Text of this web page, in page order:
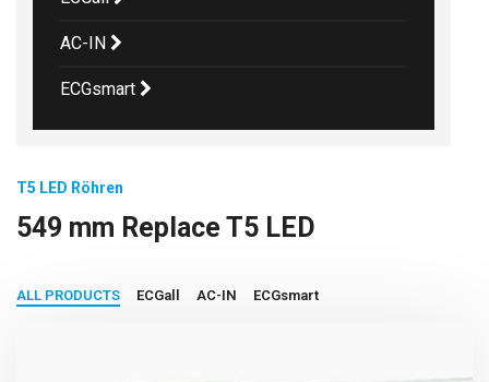
AC-IN
ECGsmart
T5 LED Röhren
549 mm Replace T5 LED
ALL PRODUCTS ECGall AC-IN ECGsmart